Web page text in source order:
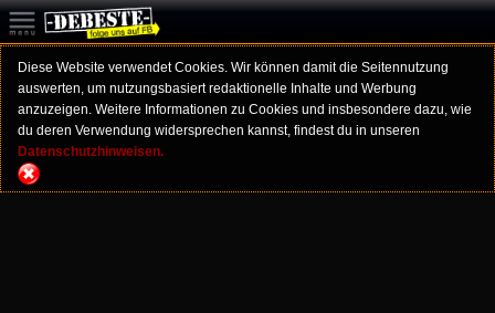
Diese Website verwendet Cookies. Wir können damit die Seitennutzung
auswerten, um nutzungsbasiert redaktionelle Inhalte und Werbung
anzuzeigen. Weitere Informationen zu Cookies und insbesondere dazu, wie
du deren Verwendung widersprechen kannst, findest du in unseren
Datenschutzhinweisen.